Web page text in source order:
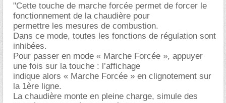
"Cette touche de marche forcée permet de forcer le
fonctionnement de la chaudière pour
permettre les mesures de combustion.
Dans ce mode, toutes les fonctions de régulation sont
inhibées.
Pour passer en mode « Marche Forcée », appuyer
une fois sur la touche : l’affichage
indique alors « Marche Forcée » en clignotement sur
la 1ère ligne.
La chaudière monte en pleine charge, simule des